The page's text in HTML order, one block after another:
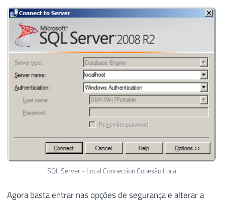
SQL Server - Local Connection Conexão Local
Agora basta entrar nas opções de segurança e alterar a